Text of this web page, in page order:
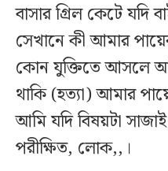
বাসার গ্রিল কেটে
সেখানে কী আমার
কোন যুক্তিতে আসলে
থাকি (হত্যা) আমার
আমি যদি বিষয়টা
পরীক্ষিত, লোক,,।